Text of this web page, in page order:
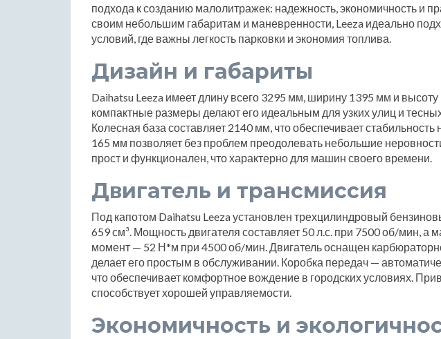
подхода к созданию малолитражек: надежность, экономичность и
своим небольшим габаритам и маневренности, Leeza идеально
условий, где важны легкость парковки и экономия топлива.
Дизайн и габариты
Daihatsu Leeza имеет длину всего 3295 мм, ширину 1395 мм и
компактные размеры делают его идеальным для узких улиц и
Колесная база составляет 2140 мм, что обеспечивает стабильность
165 мм позволяет без проблем преодолевать небольшие
прост и функционален, что характерно для машин своего времени.
Двигатель и трансмиссия
Под капотом Daihatsu Leeza установлен трехцилиндровый
659 см³. Мощность двигателя составляет 50 л.с. при 7500 об/мин, а
момент — 52 Н*м при 4500 об/мин. Двигатель оснащен
делает его простым в обслуживании. Коробка передач —
что обеспечивает комфортное вождение в городских условиях.
способствует хорошей управляемости.
Экономичность и